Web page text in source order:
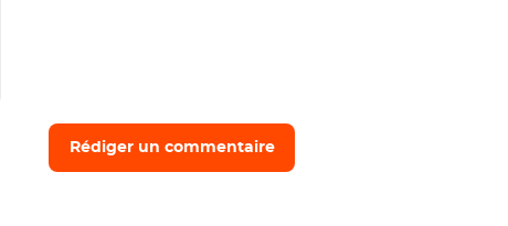
Rédiger un commentaire